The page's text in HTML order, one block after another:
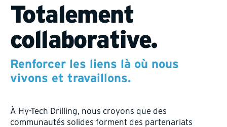
Totalement
collaborative.
Renforcer les liens là où nous
vivons et travaillons.
À Hy-Tech Drilling, nous croyons que des
communautés solides forment des partenariats